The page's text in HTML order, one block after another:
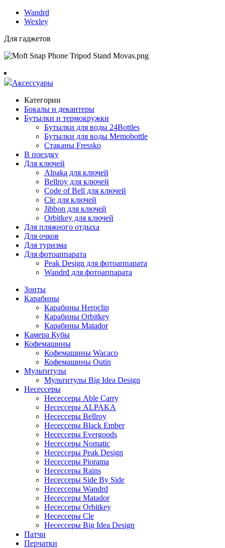
Wandrd
Wexley
Для гаджетов
Аксессуары
Категории
Бокалы и декантеры
Бутылки и термокружки
Бутылки для воды 24Bottles
Бутылки для воды Memobottle
Стаканы Fressko
В поездку
Для ключей
Alpaka для ключей
Bellroy для ключей
Code of Bell для ключей
Cle для ключей
Jibbon для ключей
Orbitkey для ключей
Для пляжного отдыха
Для очков
Для туризма
Для фотоаппарата
Peak Design для фотоаппарата
Wandrd для фотоаппарата
Зонты
Карабины
Карабины Heroclip
Карабины Orbitkey
Карабины Matador
Камера Кубы
Кофемашины
Кофемашины Wacaco
Кофемашины Outin
Мультитулы
Мультитулы Big Idea Design
Несессеры
Несессеры Able Carry
Несессеры ALPAKA
Несессеры Bellroy
Несессеры Black Ember
Несессеры Evergoods
Несессеры Nomatic
Несессеры Peak Design
Несессеры Piorama
Несессеры Rains
Несессеры Side By Side
Несессеры Wandrd
Несессеры Matador
Несессеры Orbitkey
Несессеры Cle
Несессеры Big Idea Design
Патчи
Перчатки